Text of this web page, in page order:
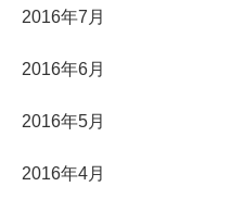
2016年7月
2016年6月
2016年5月
2016年4月